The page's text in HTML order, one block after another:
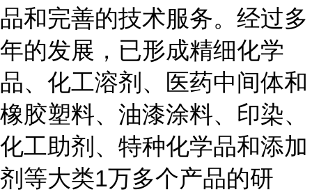
品和完善的技术服务。经过多
年的发展，已形成精细化学
品、化工溶剂、医药中间体和
橡胶塑料、油漆涂料、印染、
化工助剂、特种化学品和添加
剂等大类1万多个产品的研